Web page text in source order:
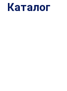
Каталог